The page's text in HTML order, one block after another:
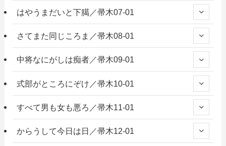
はやうまだいと下臈／帚木07-01
さてまた同じころま／帚木08-01
中将なにがしは痴者／帚木09-01
式部がところにぞけ／帚木10-01
すべて男も女も悪ろ／帚木11-01
からうして今日は日／帚木12-01